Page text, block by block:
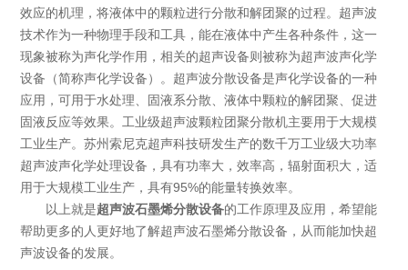
效应的机理，将液体中的颗粒进行分散和解团聚的过程。超声波
技术作为一种物理手段和工具，能在液体中产生各种条件，这一
现象被称为声化学作用，相关的超声设备则被称为超声波声化学
设备（简称声化学设备）。超声波分散设备是声化学设备的一种
应用，可用于水处理、固液系分散、液体中颗粒的解团聚、促进
固液反应等效果。工业级超声波颗粒团聚分散机主要用于大规模
工业生产。苏州索尼克超声科技研发生产的数千万工业级大功率
超声波声化学处理设备，具有功率大，效率高，辐射面积大，适
用于大规模工业生产，具有95%的能量转换效率。
以上就是超声波石墨烯分散设备的工作原理及应用，希望能
帮助更多的人更好地了解超声波石墨烯分散设备，从而能加快超
声波设备的发展。